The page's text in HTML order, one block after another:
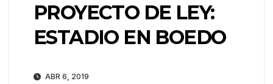
PROYECTO DE LEY:
ESTADIO EN BOEDO
ABR 6, 2019